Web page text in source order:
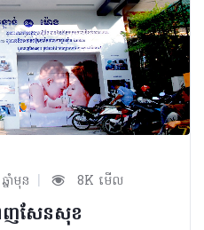
នាំមុន | 8K មើល
េញសែនសុខ